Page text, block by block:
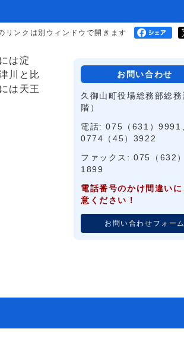
リンクは別ウィンドウで開きます
は淀
川と比
は天王
お問い合わせ
久御山町役場総務部総務
階）
電話: 075（631）9991
0774（45）3922
ファックス: 075（632）
1899
電話番号のかけ間違いに
意ください！
お問い合わせフォーム